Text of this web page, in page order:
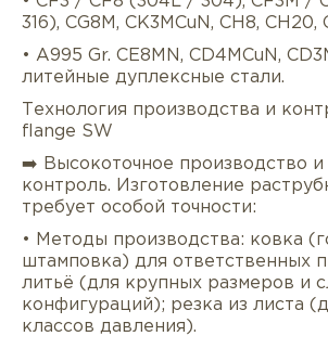
316), CG8M, CK3MCuN, CH8, CH20,
• A995 Gr. CE8MN, CD4MCuN,
литейные дуплексные стали.
Технология производства и
flange SW
➡️ Высокоточное производство и
контроль. Изготовление
требует особой точности:
• Методы производства: ковка
штамповка) для ответственных
литьё (для крупных размеров и
конфигураций); резка из листа
классов давления).